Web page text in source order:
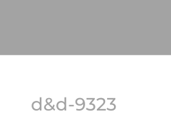
d&d-9323